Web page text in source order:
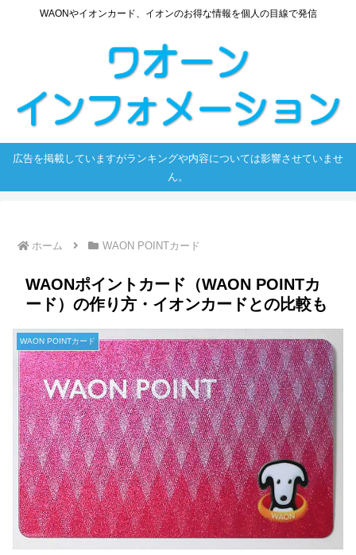
WAONやイオンカード、イオンのお得な情報を個人の目線で発信
広告を掲載していますがランキングや内容については影響させていませ
ん。
ホーム WAON POINTカード
WAONポイントカード（WAON POINTカ
ード）の作り方・イオンカードとの比較も
WAON POINTカード